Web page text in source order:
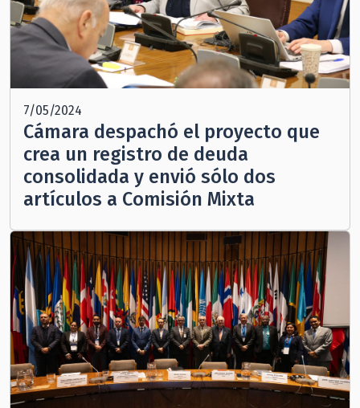
7/05/2024
Cámara despachó el proyecto que
crea un registro de deuda
consolidada y envió sólo dos
artículos a Comisión Mixta